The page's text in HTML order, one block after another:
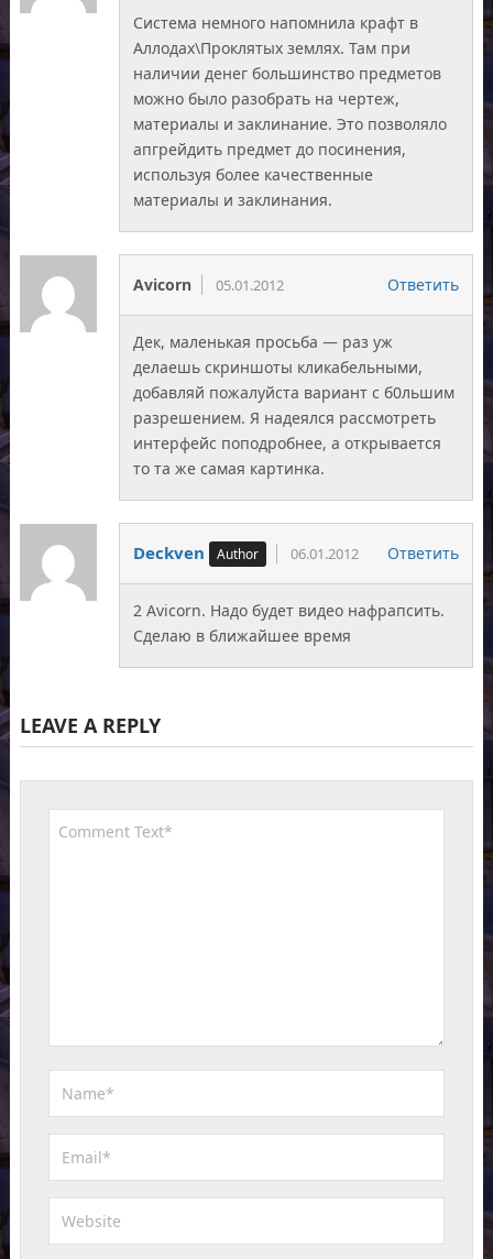
Система немного напомнила крафт в
Аллодах\Проклятых землях. Там при
наличии денег большинство предметов
можно было разобрать на чертеж,
материалы и заклинание. Это позволяло
апгрейдить предмет до посинения,
используя более качественные
материалы и заклинания.
Avicorn 05.01.2012 Ответить
Дек, маленькая просьба — раз уж
делаешь скриншоты кликабельными,
добавляй пожалуйста вариант с б0льшим
разрешением. Я надеялся рассмотреть
интерфейс поподробнее, а открывается
то та же самая картинка.
Deckven 06.01.2012 Ответить
2 Avicorn. Надо будет видео нафрапсить.
Сделаю в ближайшее время
LEAVE A REPLY